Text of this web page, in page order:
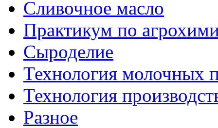
Сливочное масло
Практикум по
Сыроделие
Технология молочных
Технология
Разное